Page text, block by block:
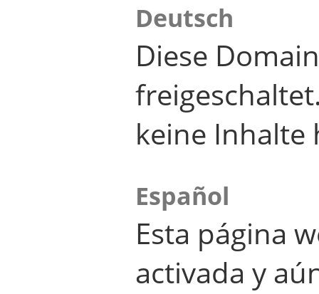
Deutsch
Diese
keine Inhalte
Español
Esta página
activada y